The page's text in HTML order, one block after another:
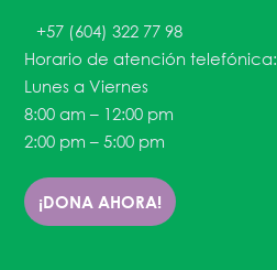
+57 (604) 322 77 98
Horario de atención telefónica:
Lunes a Viernes
8:00 am – 12:00 pm
2:00 pm – 5:00 pm
¡DONA AHORA!